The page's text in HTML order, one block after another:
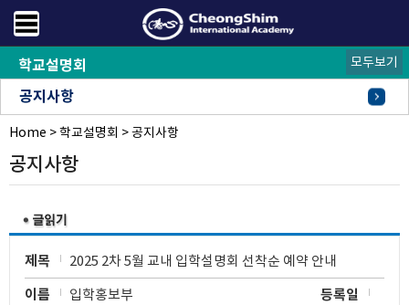
학교설명회
공지사항
안내사항
설명회신청
모두보기
Home >학교설명회 >공지사항
공지사항
제목
2025 2차 5월 교내 입학설명회 선착순 예약 안내
이름
입학홍보부
등록일